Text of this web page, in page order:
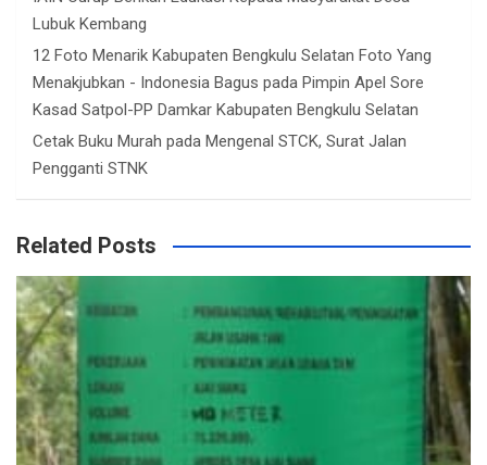
Lubuk Kembang
12 Foto Menarik Kabupaten Bengkulu Selatan Foto Yang
Menakjubkan - Indonesia Bagus pada Pimpin Apel Sore
Kasad Satpol-PP Damkar Kabupaten Bengkulu Selatan
Cetak Buku Murah pada Mengenal STCK, Surat Jalan
Pengganti STNK
Related Posts